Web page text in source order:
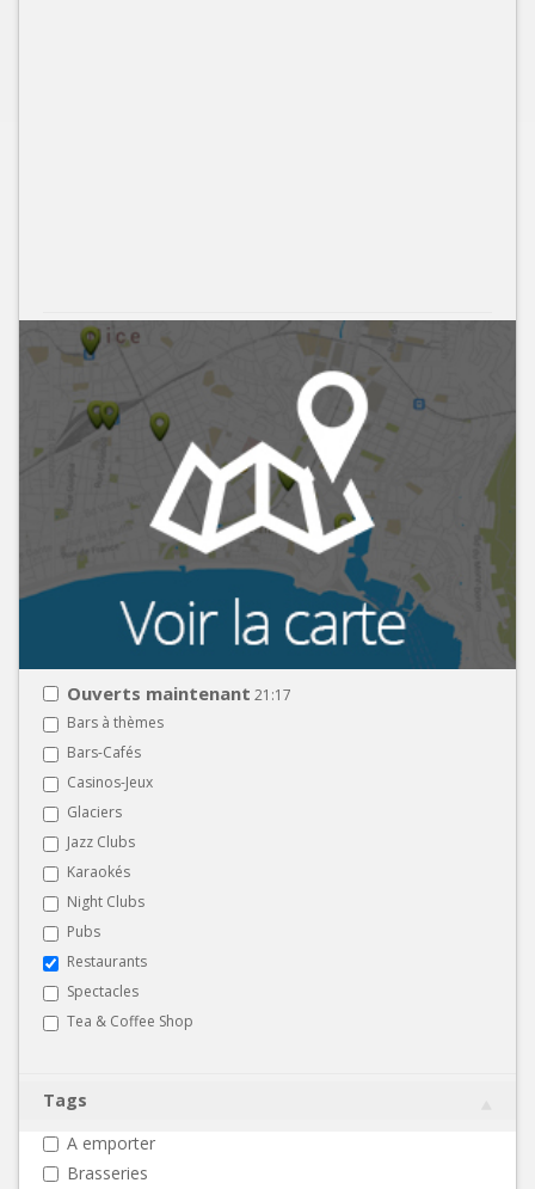
Ouverts maintenant 21:17
Bars à thèmes
Bars-Cafés
Casinos-Jeux
Glaciers
Jazz Clubs
Karaokés
Night Clubs
Pubs
Restaurants
Spectacles
Tea & Coffee Shop
Tags
A emporter
Brasseries